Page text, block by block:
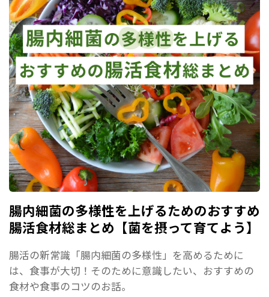
腸内細菌の多様性を上げるためのおすすめ
腸活食材総まとめ【菌を摂って育てよう】
腸活の新常識「腸内細菌の多様性」を高めるために
は、食事が大切！そのために意識したい、おすすめの
食材や食事のコツのお話。